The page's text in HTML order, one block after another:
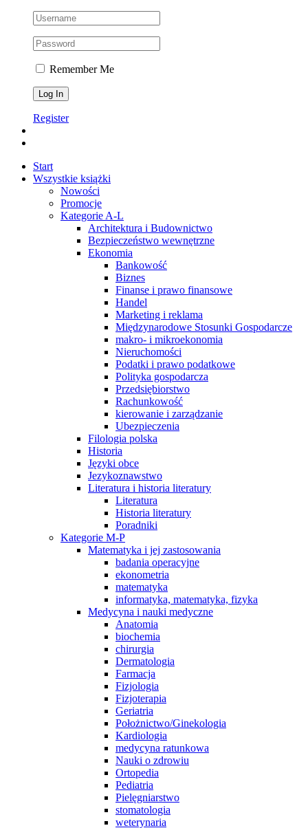
Remember Me
Register
Start
Wszystkie książki
Nowości
Promocje
Kategorie A-L
Architektura i Budownictwo
Bezpieczeństwo wewnętrzne
Ekonomia
Bankowość
Biznes
Finanse i prawo finansowe
Handel
Marketing i reklama
Międzynarodowe Stosunki Gospodarcze
makro- i mikroekonomia
Nieruchomości
Podatki i prawo podatkowe
Polityka gospodarcza
Przedsiębiorstwo
Rachunkowość
kierowanie i zarządzanie
Ubezpieczenia
Filologia polska
Historia
Języki obce
Jezykoznawstwo
Literatura i historia literatury
Literatura
Historia literatury
Poradniki
Kategorie M-P
Matematyka i jej zastosowania
badania operacyjne
ekonometria
matematyka
informatyka, matematyka, fizyka
Medycyna i nauki medyczne
Anatomia
biochemia
chirurgia
Dermatologia
Farmacja
Fizjologia
Fizjoterapia
Geriatria
Położnictwo/Ginekologia
Kardiologia
medycyna ratunkowa
Nauki o zdrowiu
Ortopedia
Pediatria
Pielęgniarstwo
stomatologia
weterynaria